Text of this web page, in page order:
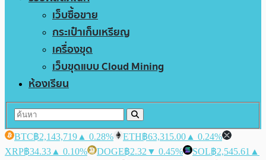
เว็บซื้อขาย
กระเป๋าเก็บเหรียญ
เครื่องขุด
เว็บขุดแบบ Cloud Mining
ห้องเรียน
BTC฿2,143,719 ▲ 0.28% ETH฿63,315.00 ▲ 0.24%
XRP฿34.33 ▲ 0.10% DOGE฿2.32 ▼ 0.45% SOL฿2,545.61 ▲